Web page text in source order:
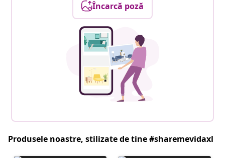
Încarcă poză
Produsele noastre, stilizate de tine #sharemevidaxl